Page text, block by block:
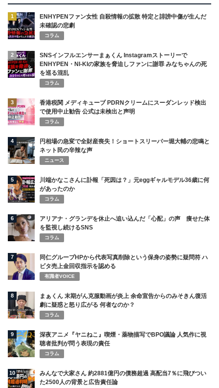
1
ENHYPENファン女性 自殺情報の拡散 特定と誹謗中傷が生んだ
未確認の悲劇
コラム
2
SNSインフルエンサーまぁくん Instagramストーリーで
ENHYPEN・NI-KIの家族を脅迫しファンに謝罪 みなちゃんの死
を巡る混乱
コラム
3
香港税関 メディキューブ PDRNクリームにスーダンレッド検出
で使用中止勧告 公式は未検出と声明
コラム
4
円相場の急変で全財産喪失！ショートスリーパー堀大輔の悲鳴と
ネット民の辛辣な声
ニュース
5
川端かなこさんに訃報「死因は？」元eggギャルモデル36歳に何
があったのか
コラム
6
アリアナ・グランデを休止へ追い込んだ「心配」の声 痩せた体
を監視し続けるSNS
コラム
7
同仁グループHPから代表写真削除という保身の姿勢に疑問符 ハ
ビタ売上金回収指示を認める
有識者VOICE
8
まぁくん 末期がん克服動画が炎上 余命宣告からのみそきん復活
劇に疑惑と怒り広がる 何者なのか？
コラム
9
深夜アニメ『ヤニねこ』喫煙・薬物描写でBPO議論 人気作に視
聴者批判が問う表現の責任
コラム
10
みんなで大家さん 約2881億円の債務超過 高配当7％に飛びつい
た2500人の背景と広告責任論